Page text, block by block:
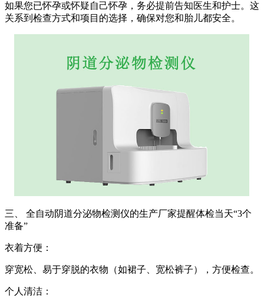
如果您已怀孕或怀疑自己怀孕，务必提前告知医生和护士。这
关系到检查方式和项目的选择，确保对您和胎儿都安全。
三、 全自动阴道分泌物检测仪的生产厂家提醒体检当天“3个
准备”
衣着方便：
穿宽松、易于穿脱的衣物（如裙子、宽松裤子），方便检查。
个人清洁：